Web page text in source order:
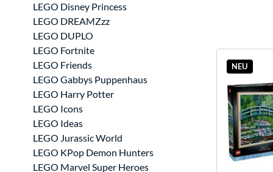
LEGO Disney Princess
LEGO DREAMZzz
LEGO DUPLO
LEGO Fortnite
LEGO Friends
LEGO Gabbys Puppenhaus
LEGO Harry Potter
LEGO Icons
LEGO Ideas
LEGO Jurassic World
LEGO KPop Demon Hunters
LEGO Marvel Super Heroes
NEU